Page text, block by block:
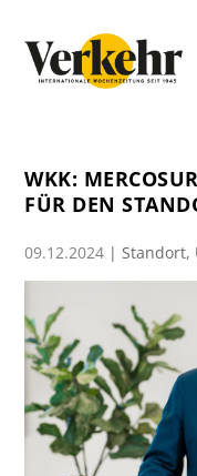
WKK:
FÜR DEN
09.12.2024 |Standort,